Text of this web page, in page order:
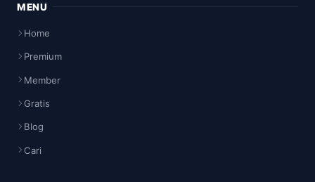
MENU
Home
Premium
Member
Gratis
Blog
Cari